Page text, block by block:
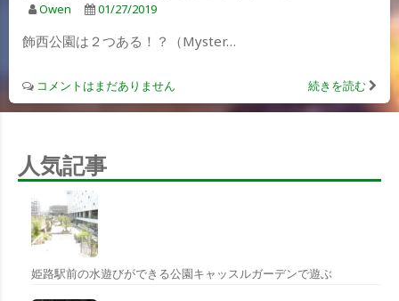
Owen 01/27/2019
飾西公園は２つある！？（Myster…
コメントはまだありません 続きを読む
人気記事
姫路駅前の水遊びができる公園キャッスルガーデンで遊ぶ